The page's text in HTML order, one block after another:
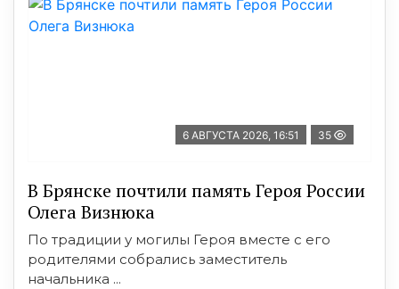
6 АВГУСТА 2026, 16:51 35
В Брянске почтили память Героя России
Олега Визнюка
По традиции у могилы Героя вместе с его
родителями собрались заместитель
начальника ...